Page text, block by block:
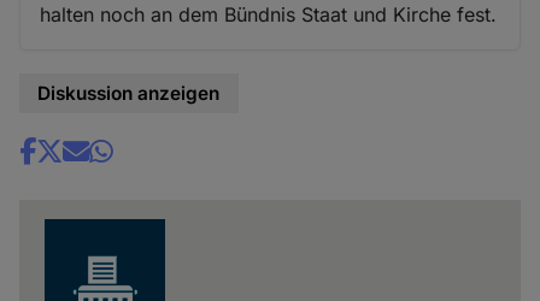
halten noch an dem Bündnis Staat und Kirche fest.
Diskussion anzeigen
Share